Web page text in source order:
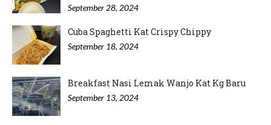
September 28, 2024
Cuba Spaghetti Kat Crispy Chippy
September 18, 2024
Breakfast Nasi Lemak Wanjo Kat Kg Baru
September 13, 2024